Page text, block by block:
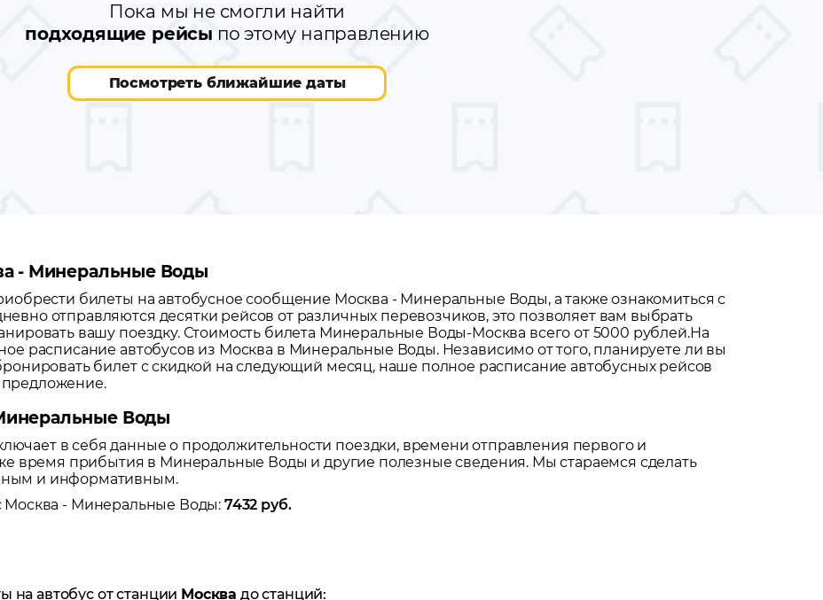
Пока мы не смогли найти
подходящие рейсы по этому направлению
Посмотреть ближайшие даты
- Минеральные Воды
билеты на автобусное сообщение Москва - Минеральные Воды, а также ознакомиться с
отправляются десятки рейсов от различных перевозчиков, это позволяет вам выбрать
вашу поездку. Стоимость билета Минеральные Воды-Москва всего от 5000 рублей.На
расписание автобусов из Москва в Минеральные Воды. Независимо от того, планируете ли вы
билет с скидкой на следующий месяц, наше полное расписание автобусных рейсов
Воды
в себя данные о продолжительности поездки, времени отправления первого и
время прибытия в Минеральные Воды и другие полезные сведения. Мы стараемся сделать
и информативным.
Москва - Минеральные Воды: 7432 руб.
на автобус от станции Москва до станций: